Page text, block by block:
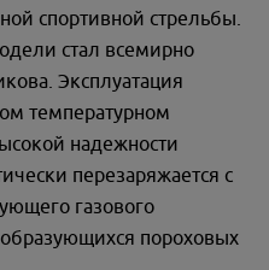
спортивной стрельбы.
стал всемирно
Эксплуатация
температурном
надежности
перезаряжается с
газового
образующихся пороховых